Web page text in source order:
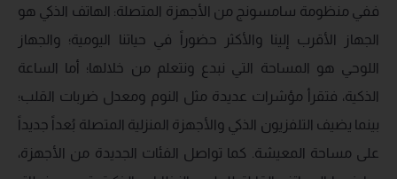
ففي منظومة سامسونج من الأجهزة المتصلة: الهاتف الذكي هو
الجهاز الأقرب إلينا والأكثر حضوراً في حياتنا اليومية؛ والجهاز
اللوحي هو المساحة التي نبدع ونتعلم من خلالها؛ أما الساعة
الذكية، فتقرأ مؤشرات عديدة مثل النوم ومعدل ضربات القلب؛
بينما يضيف التلفزيون الذكي والأجهزة المنزلية المتصلة بُعداً جديداً
على مساحة المعيشة. كما تواصل الفئات الجديدة من الأجهزة،